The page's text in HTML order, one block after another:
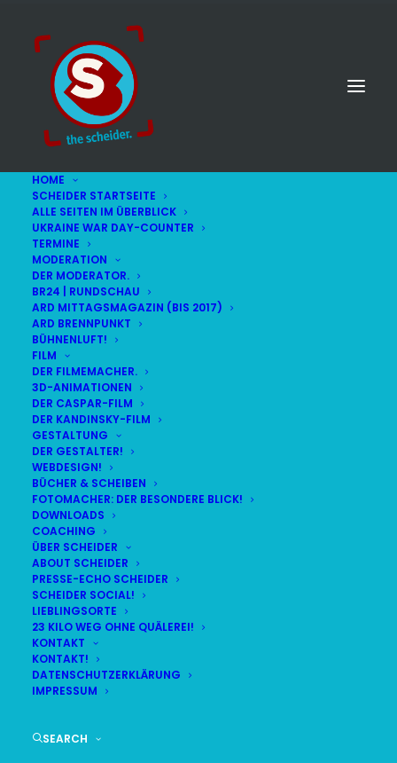
HOME
SCHEIDER STARTSEITE
ALLE SEITEN IM ÜBERBLICK
UKRAINE WAR DAY-COUNTER
TERMINE
MODERATION
DER MODERATOR.
BR24 | RUNDSCHAU
ARD MITTAGSMAGAZIN (BIS 2017)
ARD BRENNPUNKT
BÜHNENLUFT!
FILM
DER FILMEMACHER.
3D-ANIMATIONEN
DER CASPAR-FILM
DER KANDINSKY-FILM
GESTALTUNG
DER GESTALTER!
WEBDESIGN!
BÜCHER & SCHEIBEN
FOTOMACHER: DER BESONDERE BLICK!
DOWNLOADS
COACHING
ÜBER SCHEIDER
ABOUT SCHEIDER
PRESSE-ECHO SCHEIDER
SCHEIDER SOCIAL!
LIEBLINGSORTE
23 KILO WEG OHNE QUÄLEREI!
KONTAKT
KONTAKT!
DATENSCHUTZERKLÄRUNG
IMPRESSUM
SEARCH
2017
DAS HIER HABE ICH GEFUNDEN: